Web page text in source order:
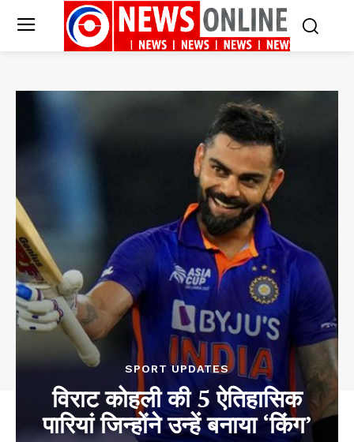
SPORT UPDATES
विराट कोहली की 5 ऐतिहासिक
पारियां जिन्होंने उन्हें बनाया ‘किंग’